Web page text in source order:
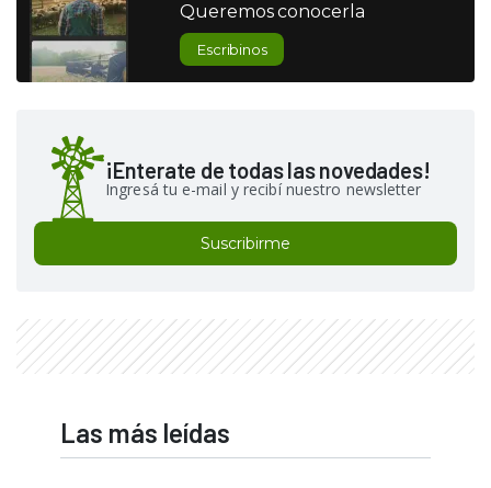
Queremos conocerla
Escribinos
¡Enterate de todas las novedades!
Ingresá tu e-mail y recibí nuestro newsletter
Suscribirme
Las más leídas